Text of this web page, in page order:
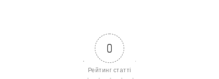
0
Рейтинг статті